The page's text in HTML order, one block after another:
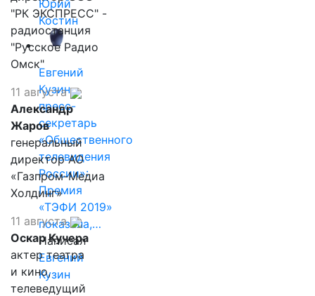
Юрий
Костин
Евгений
Кузин,
пресс-
секретарь
«Общественного
телевидения
России»:
Премия
«ТЭФИ 2019»
показала,…
Написал
Евгений
Кузин
"РК ЭКСПРЕСС" -
радиостанция
"Русское Радио
Омск"
11 августа
Александр
Жаров
генеральный
директор АО
«Газпром-Медиа
Холдинг»
11 августа
Оскар Кучера
актер театра
и кино,
телеведущий